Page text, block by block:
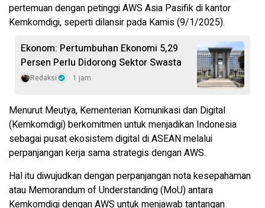
pertemuan dengan petinggi AWS Asia Pasifik di kantor
Kemkomdigi, seperti dilansir pada Kamis (9/1/2025).
Ekonom: Pertumbuhan Ekonomi 5,29
Persen Perlu Didorong Sektor Swasta
Redaksi 1 jam
Menurut Meutya, Kementerian Komunikasi dan Digital
(Kemkomdigi) berkomitmen untuk menjadikan Indonesia
sebagai pusat ekosistem digital di ASEAN melalui
perpanjangan kerja sama strategis dengan AWS.
Hal itu diwujudkan dengan perpanjangan nota kesepahaman
atau Memorandum of Understanding (MoU) antara
Kemkomdigi dengan AWS untuk menjawab tantangan